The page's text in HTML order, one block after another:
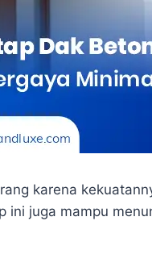
karena
ini juga mampu